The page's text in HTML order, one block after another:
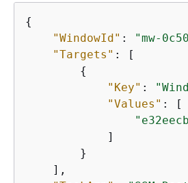
{
"WindowId" : "mw-
"Targets" : [
{
"Key" :
"Values" : [
            ]
        }
    ],